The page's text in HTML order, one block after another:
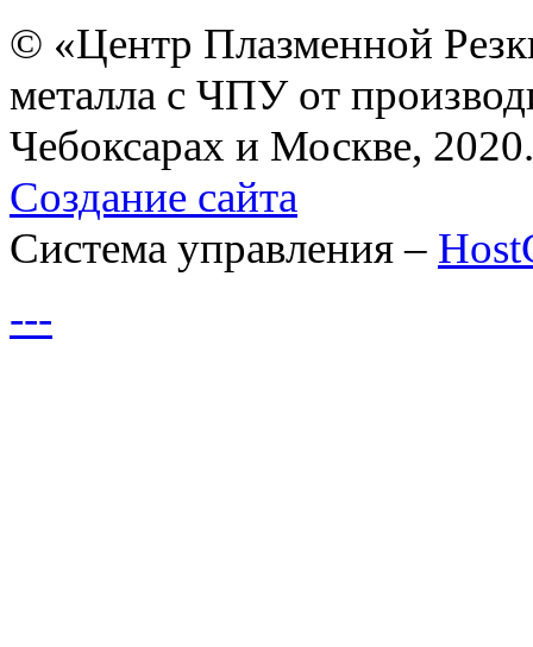
© «Центр Плазменной
металла с ЧПУ от
Чебоксарах и Москве, 2020.
Создание сайта
Система управления –
---